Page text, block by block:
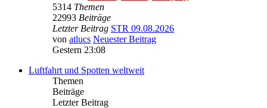
5314 Themen
22993 Beiträge
Letzter Beitrag STR 09.08.2026
von atlucs Neuester Beitrag
Gestern 23:08
Luftfahrt und Spotten weltweit
Themen
Beiträge
Letzter Beitrag